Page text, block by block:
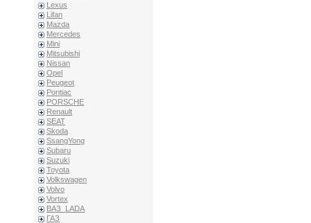
Lexus
Lifan
Mazda
Mercedes
Mini
Mitsubishi
Nissan
Opel
Peugeot
Pontiac
PORSCHE
Renault
SEAT
Skoda
SsangYong
Subaru
Suzuki
Toyota
Volkswagen
Volvo
Vortex
ВАЗ_LADA
ГАЗ